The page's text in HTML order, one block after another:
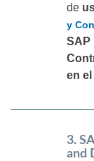
de
y
SAP
en
3.
and